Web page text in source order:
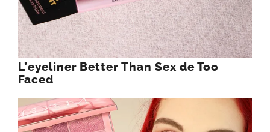
L’eyeliner Better Than Sex de Too
Faced